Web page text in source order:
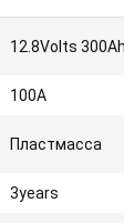
12.8Volts
100A
Пластмасса
3years